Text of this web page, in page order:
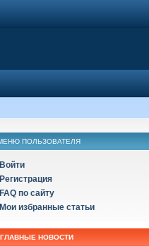
ПОЛЬЗОВАТЕЛЯ
Войти
Регистрация
FAQ по сайту
Мои избранные статьи
ГЛАВНЫЕ НОВОСТИ